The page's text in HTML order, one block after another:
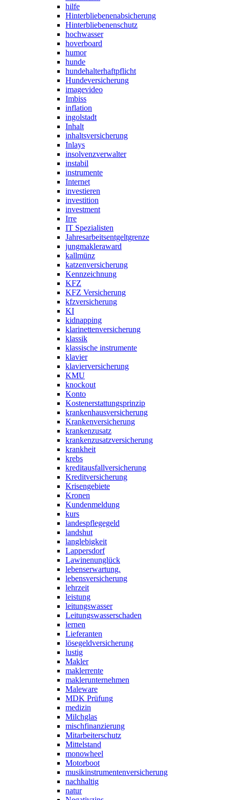
hilfe
Hinterbliebenenabsicherung
Hinterbliebenenschutz
hochwasser
hoverboard
humor
hunde
hundehalterhaftpflicht
Hundeversicherung
imagevideo
Imbiss
inflation
ingolstadt
Inhalt
inhaltsversicherung
Inlays
insolvenzverwalter
instabil
instrumente
Internet
investieren
investition
investment
Irre
IT Spezialisten
Jahresarbeitsentgeltgrenze
jungmakleraward
kallmünz
katzenversicherung
Kennzeichnung
KFZ
KFZ Versicherung
kfzversicherung
KI
kidnapping
klarinettenversicherung
klassik
klassische instrumente
klavier
klavierversicherung
KMU
knockout
Konto
Kostenerstattungsprinzip
krankenhausversicherung
Krankenversicherung
krankenzusatz
krankenzusatzversicherung
krankheit
krebs
kreditausfallversicherung
Kreditversicherung
Krisengebiete
Kronen
Kundenmeldung
kurs
landespflegegeld
landshut
langlebigkeit
Lappersdorf
Lawinenunglück
lebenserwartung.
lebensversicherung
lehrzeit
leistung
leitungswasser
Leitungswasserschaden
lernen
Lieferanten
lösegeldversicherung
lustig
Makler
maklerrente
maklerunternehmen
Maleware
MDK Prüfung
medizin
Milchglas
mischfinanzierung
Mitarbeiterschutz
Mittelstand
monowheel
Motorboot
musikinstrumentenversicherung
nachhaltig
natur